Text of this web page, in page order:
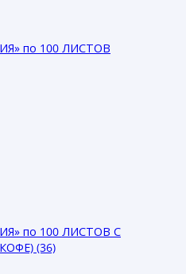
по 100 ЛИСТОВ
по 100 ЛИСТОВ С
(36)